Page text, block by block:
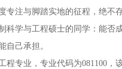
专注与脚踏实地的征程，绝不
科学与工程硕士的同学：能否
自己承担。
程专业，专业代码为081100